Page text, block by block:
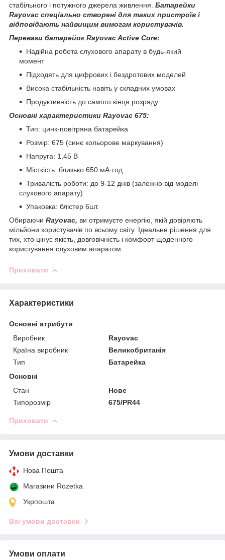
стабільного і потужного джерела живлення. Батарейки
Rayovac спеціально створені для таких пристроїв і
відповідають найвищим вимогам користувачів.
Переваги батарейок Rayovac Active Core:
Надійна робота слухового апарату в будь-який
момент
Підходять для цифрових і бездротових моделей
Висока стабільність навіть у складних умовах
Продуктивність до самого кінця розряду
Основні характеристики Rayovac 675:
Тип: цинк-повітряна батарейка
Розмір: 675 (синє кольорове маркування)
Напруга: 1,45 В
Місткість: близько 650 мА·год
Тривалість роботи: до 9-12 днів (залежно від моделі
слухового апарату)
Упаковка: блістер 6шт.
Обираючи Rayovac, ви отримуєте енергію, якій довіряють
мільйони користувачів по всьому світу. Ідеальне рішення для
тих, хто цінує якість, довговічність і комфорт щоденного
користування слуховим апаратом.
Приховати
Характеристики
Основні атрибути
Виробник
Rayovac
Країна виробник
Великобританія
Тип
Батарейка
Основні
Стан
Нове
Типорозмір
675/PR44
Приховати
Умови доставки
Нова Пошта
Магазини Rozetka
Укрпошта
Всі умови доставки
Умови оплати